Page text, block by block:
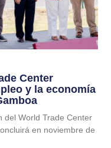
Center
y la economía
del World Trade Center
en noviembre de